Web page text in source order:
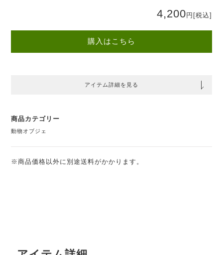
4,200 円 [税込]
購入はこちら
アイテム詳細を見る
商品カテゴリー
動物オブジェ
※商品価格以外に別途送料がかかります。